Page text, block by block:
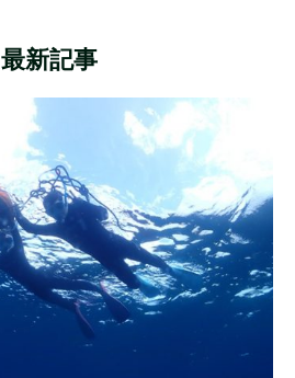
最新記事